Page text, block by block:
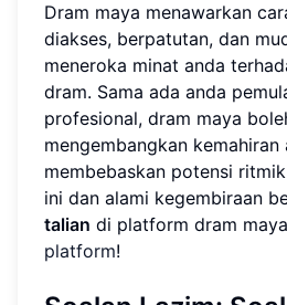
Dram maya menawarkan
diakses, berpatutan, dan
meneroka minat anda
dram. Sama ada anda
profesional, dram maya
mengembangkan kemahiran
membebaskan potensi
ini dan alami kegembiraan
talian di platform dram
platform!